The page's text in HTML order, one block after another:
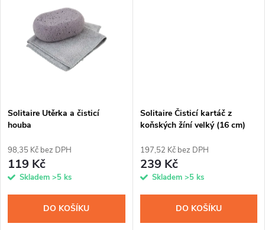
Solitaire Utěrka a čisticí
houba
98,35 Kč bez DPH
119 Kč
Skladem >5 ks
DO KOŠÍKU
Solitaire Čisticí kartáč z
koňských žíní velký (16 cm)
197,52 Kč bez DPH
239 Kč
Skladem >5 ks
DO KOŠÍKU